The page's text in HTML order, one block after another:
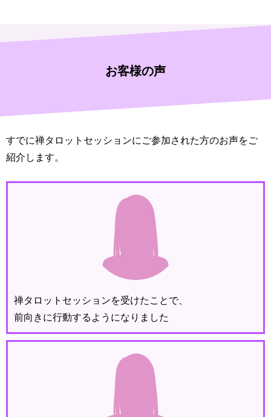
お客様の声
すでに禅タロットセッションにご参加された方のお声をご
紹介します。
禅タロットセッションを受けたことで、
前向きに行動するようになりました